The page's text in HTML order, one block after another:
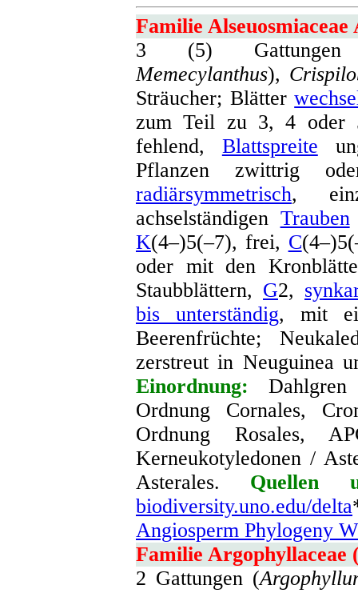
Familie Alseuosmiaceae
3 (5)
Memecylanthus),
Sträucher; Blätter
zum Teil zu 3, 4 oder
fehlend, Blattspreite
Pflanzen zwittrig
radiärsymmetrisch,
achselständigen Trauben
K(4–)5(–7), frei, C
oder mit den
Staubblättern, G2,
bis unterständig, mit
Beerenfrüchte;
zerstreut in Neuguinea
Einordnung:
Ordnung Cornales,
Ordnung Rosales,
Kerneukotyledonen /
Asterales. Quellen
biodiversity.uno.edu/delta
Angiosperm Phylogeny
Familie Argophyllaceae
2 Gattungen (